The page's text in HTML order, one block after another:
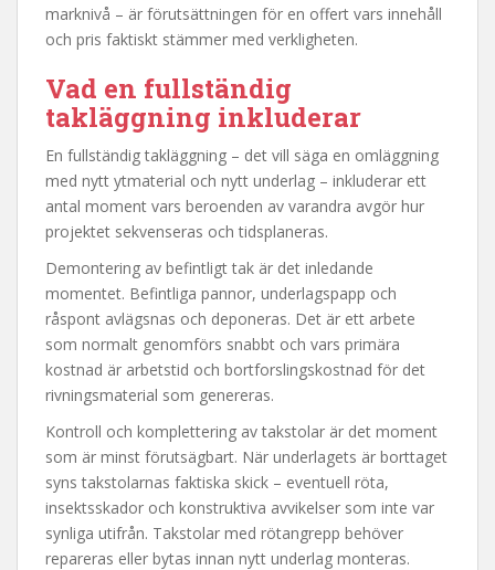
marknivå – är förutsättningen för en offert vars innehåll
och pris faktiskt stämmer med verkligheten.
Vad en fullständig
takläggning inkluderar
En fullständig takläggning – det vill säga en omläggning
med nytt ytmaterial och nytt underlag – inkluderar ett
antal moment vars beroenden av varandra avgör hur
projektet sekvenseras och tidsplaneras.
Demontering av befintligt tak är det inledande
momentet. Befintliga pannor, underlagspapp och
råspont avlägsnas och deponeras. Det är ett arbete
som normalt genomförs snabbt och vars primära
kostnad är arbetstid och bortforslingskostnad för det
rivningsmaterial som genereras.
Kontroll och komplettering av takstolar är det moment
som är minst förutsägbart. När underlagets är borttaget
syns takstolarnas faktiska skick – eventuell röta,
insektsskador och konstruktiva avvikelser som inte var
synliga utifrån. Takstolar med rötangrepp behöver
repareras eller bytas innan nytt underlag monteras.